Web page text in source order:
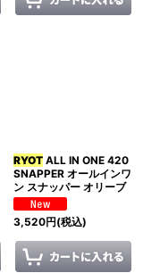
RYOTALL IN ONE 420
SNAPPER オールインワ
ン スナッパー オリーブ
3,520円(税込)